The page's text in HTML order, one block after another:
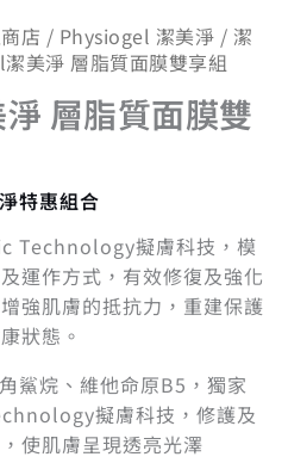
店 / Physiogel 潔美淨 / 潔
美淨 層脂質面膜雙享組
層脂質面膜雙
特惠組合
Technology擬膚科技，模
運作方式，有效修復及強化
強肌膚的抵抗力，重建保護
狀態。
鯊烷、維他命原B5，獨家
擬膚科技，修護及
使肌膚呈現透亮光澤